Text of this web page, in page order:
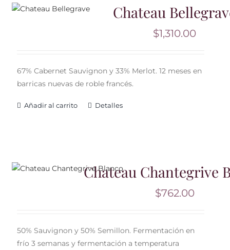
Chateau
$1,310.00
67% Cabernet Sauvignon y 33% Merlot. 12 meses en
barricas nuevas de roble francés.
Añadir al carrito Detalles
Chateau Chantegrive
$762.00
50% Sauvignon y 50% Semillon. Fermentación en
frío 3 semanas y fermentación a temperatura